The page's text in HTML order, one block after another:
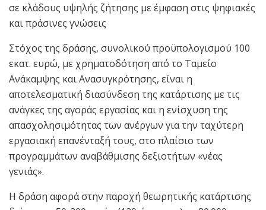
σε κλάδους υψηλής ζήτησης με έμφαση στις ψηφιακές
και πράσινες γνώσεις
Στόχος της δράσης, συνολικού προϋπολογισμού 100
εκατ. ευρώ, με χρηματοδότηση από το Ταμείο
Ανάκαμψης και Ανασυγκρότησης, είναι η
αποτελεσματική διασύνδεση της κατάρτισης με τις
ανάγκες της αγοράς εργασίας και η ενίσχυση της
απασχολησιμότητας των ανέργων για την ταχύτερη
εργασιακή επανένταξή τους, στο πλαίσιο των
προγραμμάτων αναβάθμισης δεξιοτήτων «νέας
γενιάς».
Η δράση αφορά στην παροχή θεωρητικής κατάρτισης